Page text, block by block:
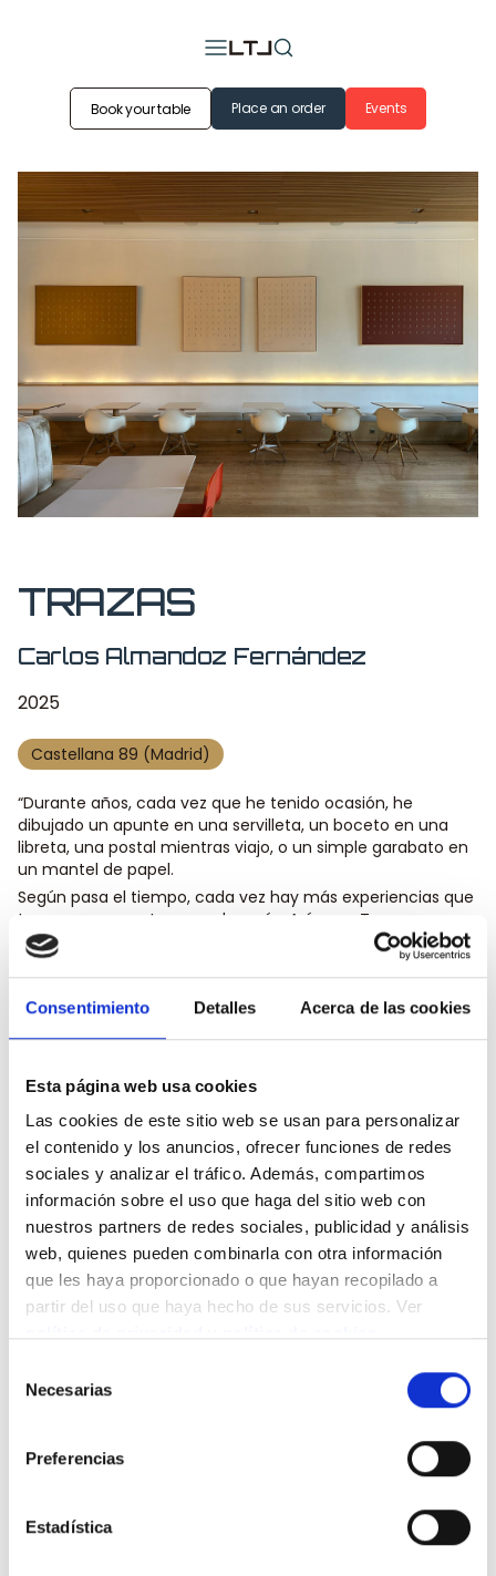
Consentimiento Detalles Acerca de las cookies
Esta página web usa cookies
Las cookies de este sitio web se usan para personalizar
el contenido y los anuncios, ofrecer funciones de redes
sociales y analizar el tráfico. Además, compartimos
información sobre el uso que haga del sitio web con
nuestros partners de redes sociales, publicidad y análisis
web, quienes pueden combinarla con otra información
que les haya proporcionado o que hayan recopilado a
partir del uso que haya hecho de sus servicios. Ver
Necesarias
Preferencias
Estadística
Book your table Place an order Events
TRAZAS
Carlos Almandoz Fernández
2025
Castellana 89 (Madrid)
“Durante años, cada vez que he tenido ocasión, he
dibujado un apunte en una servilleta, un boceto en una
libreta, una postal mientras viajo, o un simple garabato en
un mantel de papel.
Según pasa el tiempo, cada vez hay más experiencias que
te marcan un antes y un después. Así nace Trazas, un
espacio donde busco recopilar algunos de mis recuerdos a
través del rotring, la acuarela y el acrílico.
numeradas de láminas y lienzos, trabajados siempre a
mano, en los que busco compartir contigo algunas de mis
Además, puedes crear tu propio Trazas, personalizando mi
prefieras. Una divertida y original forma de contar tu propia
historia.”
Share this content
Related news